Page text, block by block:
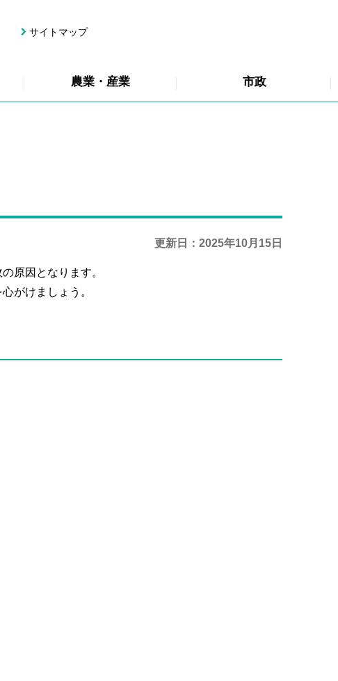
サイトマップ
農業・産業 市政
更新日：2025年10月15日
原因となります。
がけましょう。